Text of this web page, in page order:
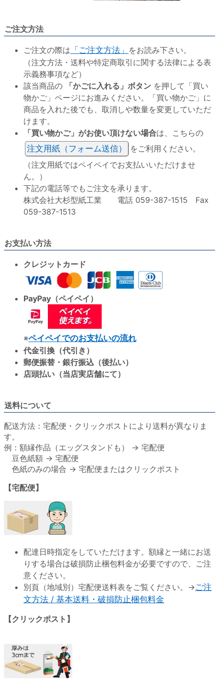
ご注文方法
ご注文の際は 「ご注文方法」 をお読み下さい。
（注文方法・送料や特定商取引に関する法律による表
示義務事項など）
該当商品の
「かごに入れる」ボタン を押して「買い
物かご」ページにお進みください。「買い物かご」に
商品を入れた後でも、取消しや数量を変更していただ
けます。
「買い物かご」がお使い頂けない場合は、こちらの
注文用紙（フォーム送信）
をご利用ください。
（注文用紙ではペイペイでお支払いいただけませ
ん。）
下記の電話等でもご注文を承ります。
株式会社大杉型紙工業 電話 059-387-1515 Fax
059-387-1513
お支払い方法
クレジットカード
PayPay（ペイペイ）
※ペイペイでのお支払いの流れ
代金引換（代引き）
郵便振替・銀行振込（後払い）
店頭払い（当店実店舗にて）
送料について
配送方法：宅配便・クリックポストにより送料が異なりま
す。
例：額縁作品（エッグスタンドも） → 宅配便
豆色紙額 → 宅配便
色紙のみの場合 → 宅配便またはクリックポスト
【宅配便】
配達日時指定をしていただけます。額縁と一緒にお送
りする場合は破損防止梱包料金が必要ですので、ご注
意ください。
別頁（地域別）宅配便送料表をご覧ください。→ご注
文方法 / 基本送料・破損防止梱包料金
【クリックポスト】